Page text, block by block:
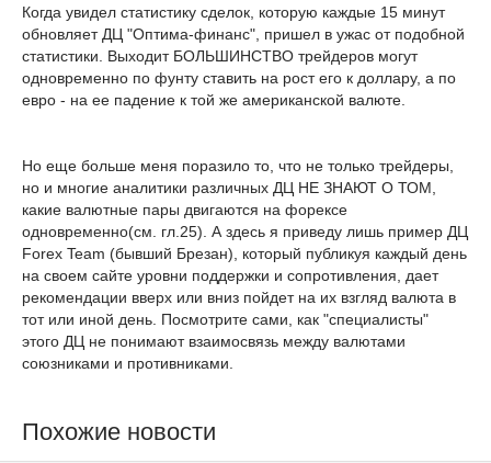
Когда увидел статистику сделок, которую каждые 15 минут
обновляет ДЦ "Оптима-финанс", пришел в ужас от подобной
статистики. Выходит БОЛЬШИНСТВО трейдеров могут
одновременно по фунту ставить на рост его к доллару, а по
евро - на ее падение к той же американской валюте.
Но еще больше меня поразило то, что не только трейдеры,
но и многие аналитики различных ДЦ НЕ ЗНАЮТ О ТОМ,
какие валютные пары двигаются на форексе
одновременно(см. гл.25). А здесь я приведу лишь пример ДЦ
Forex Team (бывший Брезан), который публикуя каждый день
на своем сайте уровни поддержки и сопротивления, дает
рекомендации вверх или вниз пойдет на их взгляд валюта в
тот или иной день. Посмотрите сами, как "специалисты"
этого ДЦ не понимают взаимосвязь между валютами
союзниками и противниками.
Похожие новости